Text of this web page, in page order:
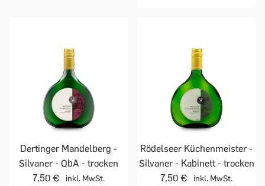
Dertinger Mandelberg -
Silvaner - QbA - trocken
7,50 €
inkl. MwSt.
Rödelseer Küchenmeister -
Silvaner - Kabinett - trocken
7,50 €
inkl. MwSt.